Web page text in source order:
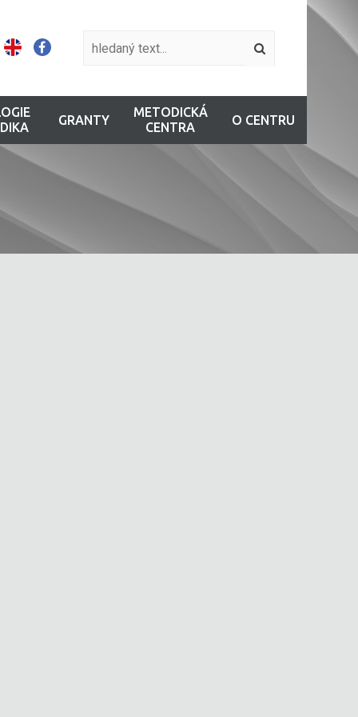
GRANTY
METODICKÁ
CENTRA
O CENTRU